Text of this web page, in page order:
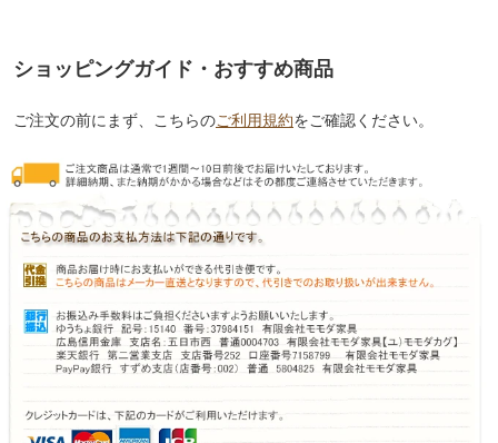
ショッピングガイド・おすすめ商品
ご注文の前にまず、こちらのご利用規約をご確認ください。